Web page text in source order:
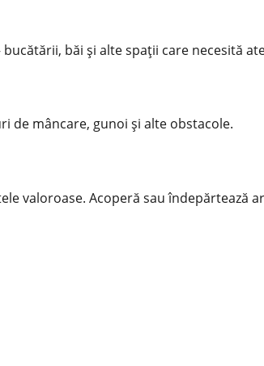
băi și alte spații care necesită
de mâncare, gunoi și alte obstacole.
valoroase. Acoperă sau îndepărtează